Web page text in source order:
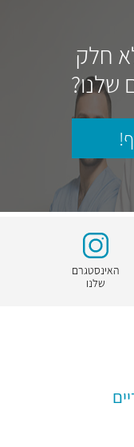
חלק
שלנו?
האינסטגרם
שלנו